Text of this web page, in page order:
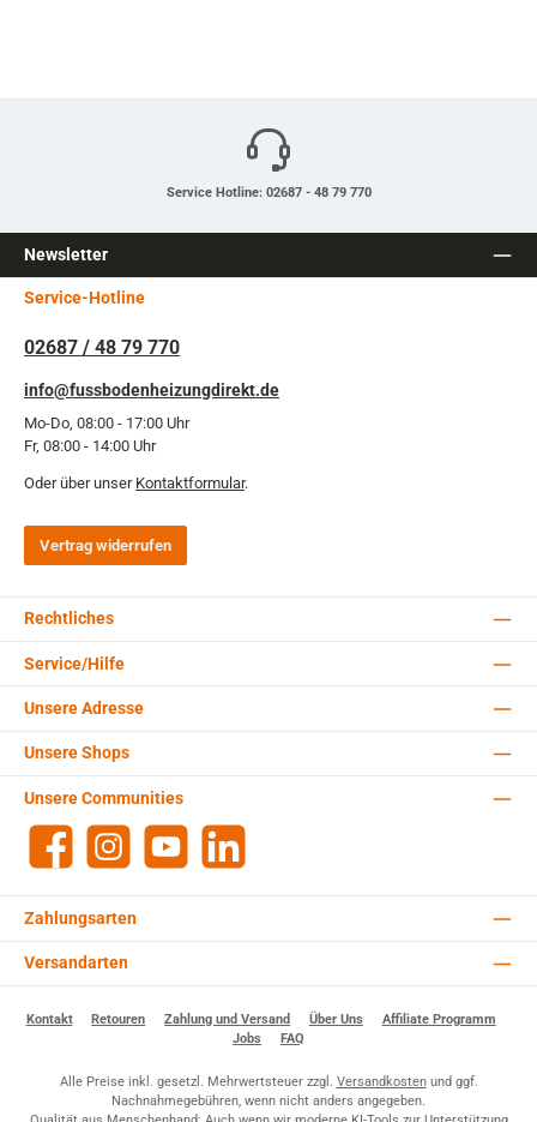
Service Hotline: 02687 - 48 79 770
Newsletter
Service-Hotline
02687 / 48 79 770
info@fussbodenheizungdirekt.de
Mo-Do, 08:00 - 17:00 Uhr
Fr, 08:00 - 14:00 Uhr
Oder über unser Kontaktformular.
Vertrag widerrufen
Rechtliches
Service/Hilfe
Zahlungsarten
Versandarten
Unsere Adresse
Unsere Communities
Facebook Instagram YouTube
Unsere Shops
Kontakt Retouren Zahlung und Versand Über Uns
Affiliate Programm
Jobs
FAQ
Alle Preise inkl. gesetzl. Mehrwertsteuer zzgl. Versandkostenund ggf.
Nachnahmegebühren, wenn nicht anders angegeben.